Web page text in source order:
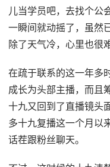
儿当学员吧，去找个公
一瞬间就动摇了，虽然
除了天气冷，心里也很
在疏于联系的这一年多
成长为头部主播，而且
十九又回到了直播镜头
多十九复播这一个月以
话茬跟粉丝聊天。